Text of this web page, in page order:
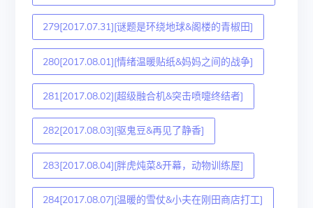
279[2017.07.31][谜题是环绕地球&阁楼的青椒田]
280[2017.08.01][情绪温暖贴纸&妈妈之间的战争]
281[2017.08.02][超级融合机&突击喷嚏终结者]
282[2017.08.03][驱鬼豆&再见了静香]
283[2017.08.04][胖虎炖菜&开幕，动物训练屋]
284[2017.08.07][温暖的雪仗&小夫在刚田商店打工]